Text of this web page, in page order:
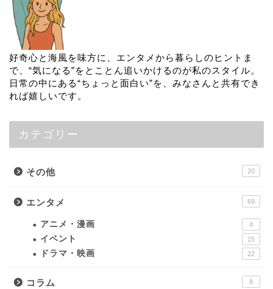
好奇心と海風を味方に、エンタメから暮らしのヒントま
で、“気になる”をとことん追いかけるのが私のスタイル。
日常の中にある“ちょっと面白い”を、みなさんと共有でき
れば嬉しいです。
カテゴリー
その他 20
エンタメ 69
アニメ・漫画 4
イベント 15
ドラマ・映画 22
コラム 8